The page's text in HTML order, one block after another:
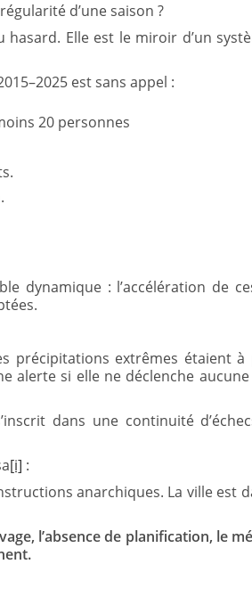
d’une saison ?
Elle est le miroir d’un
est sans appel :
20 personnes
dynamique : l’accélération de
précipitations extrêmes étaient à
alerte si elle ne déclenche
dans une continuité
[i] :
anarchiques. La ville est
l’absence de planification, le